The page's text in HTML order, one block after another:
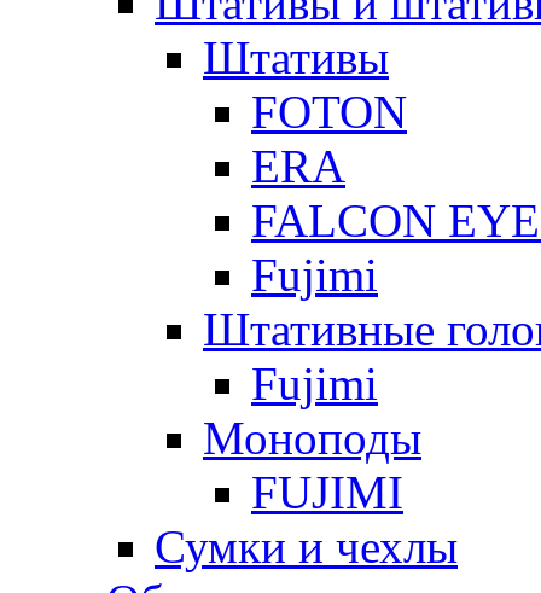
Штативы
FOTON
ERA
FALCON
Fujimi
Штативные
Fujimi
Моноподы
FUJIMI
Сумки и чехлы